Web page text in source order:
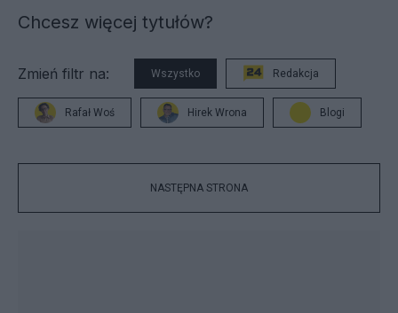
Chcesz więcej tytułów?
Zmień filtr na: Wszystko Redakcja
Rafał Woś Hirek Wrona Blogi
NASTĘPNA STRONA